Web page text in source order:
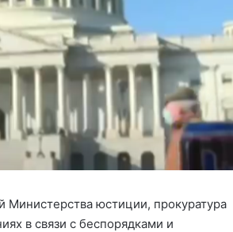
Министерства юстиции, прокуратура
в связи с беспорядками и